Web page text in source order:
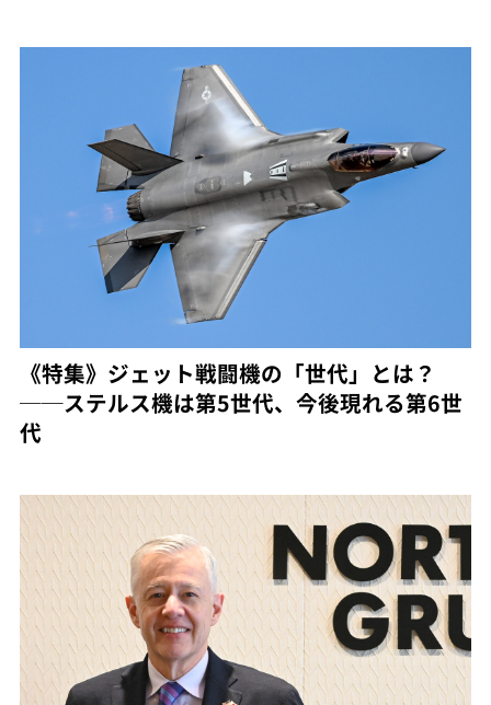
《特集》ジェット戦闘機の「世代」とは？
──ステルス機は第5世代、今後現れる第6世
代